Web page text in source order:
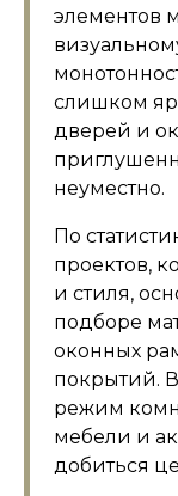
элементов
слишком
дверей и
неуместно.
По
проектов,
и стиля,
подборе
оконных
покрытий.
режим
мебели и
добиться